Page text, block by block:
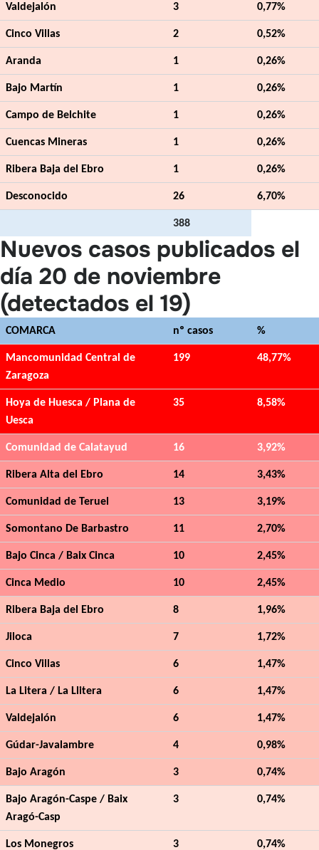
Valdejalón 3 0,77%
Cinco Villas 2 0,52%
Aranda 1 0,26%
Bajo Martín 1 0,26%
Campo de Belchite 1 0,26%
Cuencas Mineras 1 0,26%
Ribera Baja del Ebro 1 0,26%
Desconocido 26 6,70%
388
Nuevos casos publicados el
día 20 de noviembre
(detectados el 19)
COMARCA nº casos %
Mancomunidad Central de
Zaragoza
199 48,77%
Hoya de Huesca / Plana de
Uesca
35 8,58%
Comunidad de Calatayud 16 3,92%
Ribera Alta del Ebro 14 3,43%
Comunidad de Teruel 13 3,19%
Somontano De Barbastro 11 2,70%
Bajo Cinca / Baix Cinca 10 2,45%
Cinca Medio 10 2,45%
Ribera Baja del Ebro 8 1,96%
Jiloca 7 1,72%
Cinco Villas 6 1,47%
La Litera / La Llitera 6 1,47%
Valdejalón 6 1,47%
Gúdar-Javalambre 4 0,98%
Bajo Aragón 3 0,74%
Bajo Aragón-Caspe / Baix
Aragó-Casp
3 0,74%
Los Monegros 3 0,74%